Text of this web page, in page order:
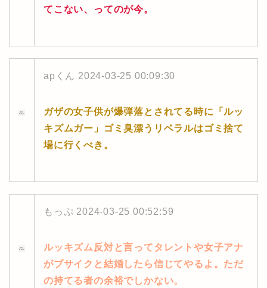
てこない、ってのが今。
apくん 2024-03-25 00:09:30
ガザの女子供が爆弾落とされてる時に「ルッ
キズムガー」ゴミ臭漂うリベラルはゴミ捨て
場に行くべき。
もっぷ 2024-03-25 00:52:59
ルッキズム反対と言ってタレントや女子アナ
がブサイクと結婚したら信じてやるよ。ただ
の持てる者の余裕でしかない。